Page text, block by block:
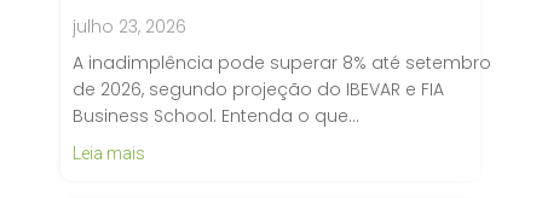
julho 23, 2026
A inadimplência pode superar 8% até setembro
de 2026, segundo projeção do IBEVAR e FIA
Business School. Entenda o que…
Leia mais